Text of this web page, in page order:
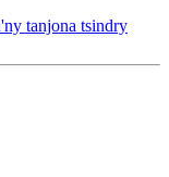
tanjona tsindry